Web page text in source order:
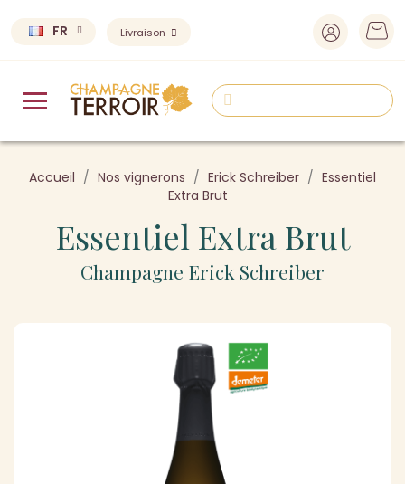
FR Livraison
Accueil Nos vignerons Erick Schreiber
Essentiel
Extra Brut
Essentiel Extra Brut
Champagne Erick Schreiber